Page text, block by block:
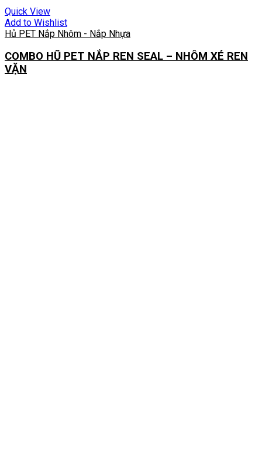
Quick View
Add to Wishlist
Hủ PET Nắp Nhôm - Nắp Nhựa
COMBO HŨ PET NẮP REN SEAL – NHÔM XÉ REN
VẶN